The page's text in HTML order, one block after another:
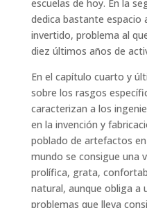
escuelas de hoy. En la
dedica bastante espacio
invertido, problema al
diez últimos años de
En el capítulo cuarto y
sobre los rasgos
caracterizan a los
en la invención y
poblado de artefactos
mundo se consigue una
prolífica, grata,
natural, aunque obliga a
problemas que lleva